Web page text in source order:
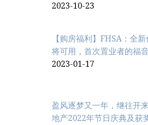
2023-10-23
【购房福利】FHSA：全
将可用，首次置业者的福音
2023-01-17
盈风逐梦又一年，继往开
地产2022年节日庆典及获